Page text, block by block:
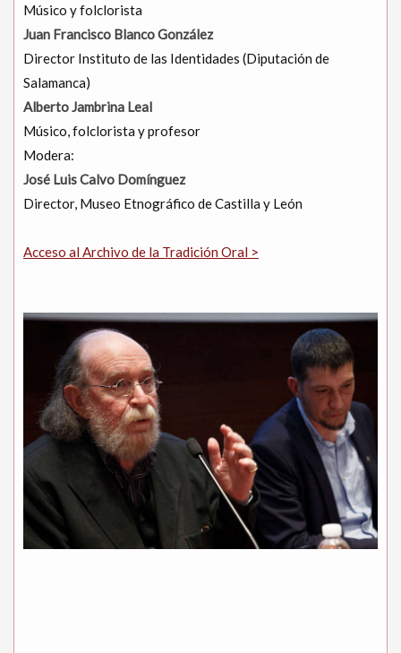
Músico y folclorista
Juan Francisco Blanco González
Director Instituto de las Identidades (Diputación de
Salamanca)
Alberto Jambrina Leal
Músico, folclorista y profesor
Modera:
José Luis Calvo Domínguez
Director, Museo Etnográfico de Castilla y León
Acceso al Archivo de la Tradición Oral >